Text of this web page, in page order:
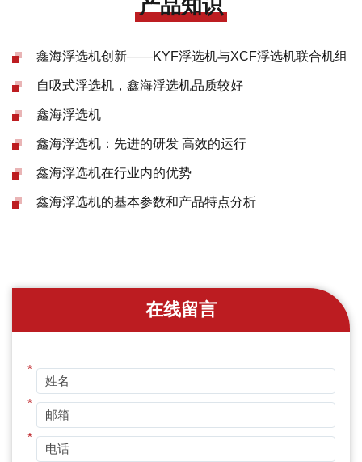
产品知识
鑫海浮选机创新——KYF浮选机与XCF浮选机联合机组
自吸式浮选机，鑫海浮选机品质较好
鑫海浮选机
鑫海浮选机：先进的研发 高效的运行
鑫海浮选机在行业内的优势
鑫海浮选机的基本参数和产品特点分析
在线留言
*
*
*